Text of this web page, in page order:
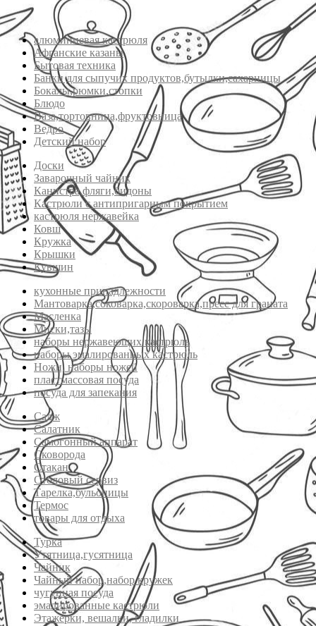
алюминиевая кастрюля
Афганские казаны
Бытовая техника
Банки для сыпучих продуктов,бутылки,сахарницы
Бокалы,рюмки,стопки
Блюдо
Ваза,тортовница,фруктовница
Ведро
Детский набор
Доски
Заварочный чайник
Канистра,фляги,бидоны
Кастрюли с антипригарным покрытием
кастрюля нержавейка
Ковш
Кружка
Крышки
Кувшин
кухонные принадлежности
Мантоварка,соковарка,скороварка,пресс для граната
Масленка
Миски,тазы
наборы нержавеющих кастрюль
наборы эмалированных кастрюль
Ножи, наборы ножей
пластмассовая посуда
посуда для запекания
Садж
Салатник
Самогонный аппарат
Сковорода
Стакан
Столовый сервиз
Тарелка,бульоницы
Термос
товары для отдыха
Турка
Утятница,гусятница
Чайник
Чайный набор,набор кружек
чугунная посуда
эмалированные кастрюли
Этажерки, вешалки, гладилки